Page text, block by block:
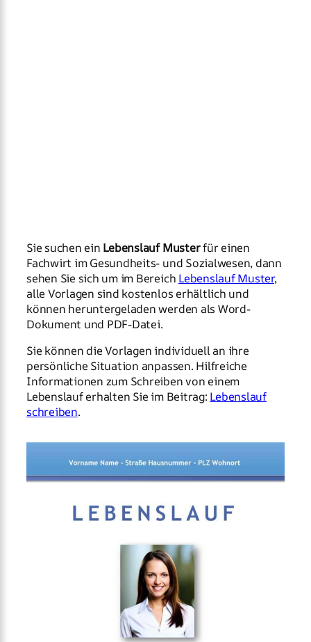
Sie suchen ein Lebenslauf Musterfür einen
Fachwirt im Gesundheits- und Sozialwesen, dann
sehen Sie sich um im Bereich Lebenslauf Muster,
alle Vorlagen sind kostenlos erhältlich und
können heruntergeladen werden als Word-
Dokument und PDF-Datei.
Sie können die Vorlagen individuell an ihre
persönliche Situation anpassen. Hilfreiche
Informationen zum Schreiben von einem
Lebenslauf erhalten Sie im Beitrag: Lebenslauf
schreiben.